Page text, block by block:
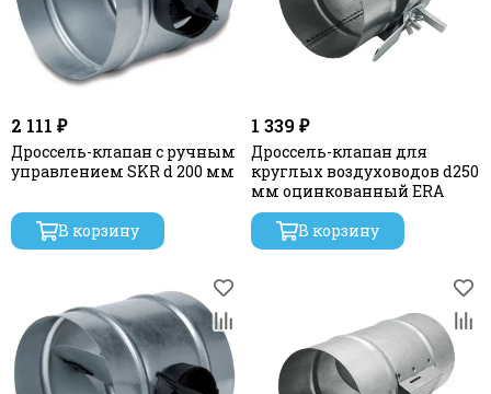
2 111 ₽
Дроссель-клапан с ручным
управлением SKR d 200 мм
В корзину
1 339 ₽
Дроссель-клапан для
круглых воздуховодов d250
мм оцинкованный ERA
В корзину